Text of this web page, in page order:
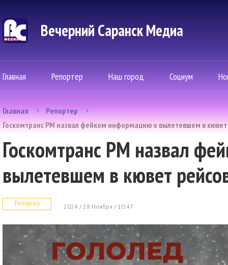
Вечерний Саранск Mедиа
Главная Репортер Наш город Социум
Главная
Репортер
Госкомтранс РМ назвал фейком информацию о вылетевшем в кювет
Госкомтранс РМ назвал
вылетевшем в кювет
Репортер 2024 / 28 Ноября / 10:47